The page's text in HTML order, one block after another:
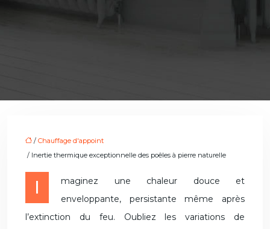
/ Chauffage d'appoint
/ Inertie thermique exceptionnelle des poêles à pierre naturelle
Imaginez une chaleur douce et
enveloppante, persistante même après
l’extinction du feu. Oubliez les variations de